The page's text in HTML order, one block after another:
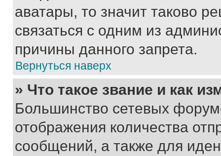
аватары, то значит таково
связаться с одним из
причины данного запрета.
Вернуться наверх
» Что такое звание и как
Большинство сетевых
отображения количества
сообщений, а также для